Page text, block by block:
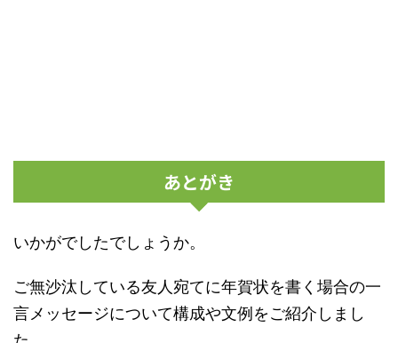
あとがき
いかがでしたでしょうか。
ご無沙汰している友人宛てに年賀状を書く場合の一
言メッセージについて構成や文例をご紹介しまし